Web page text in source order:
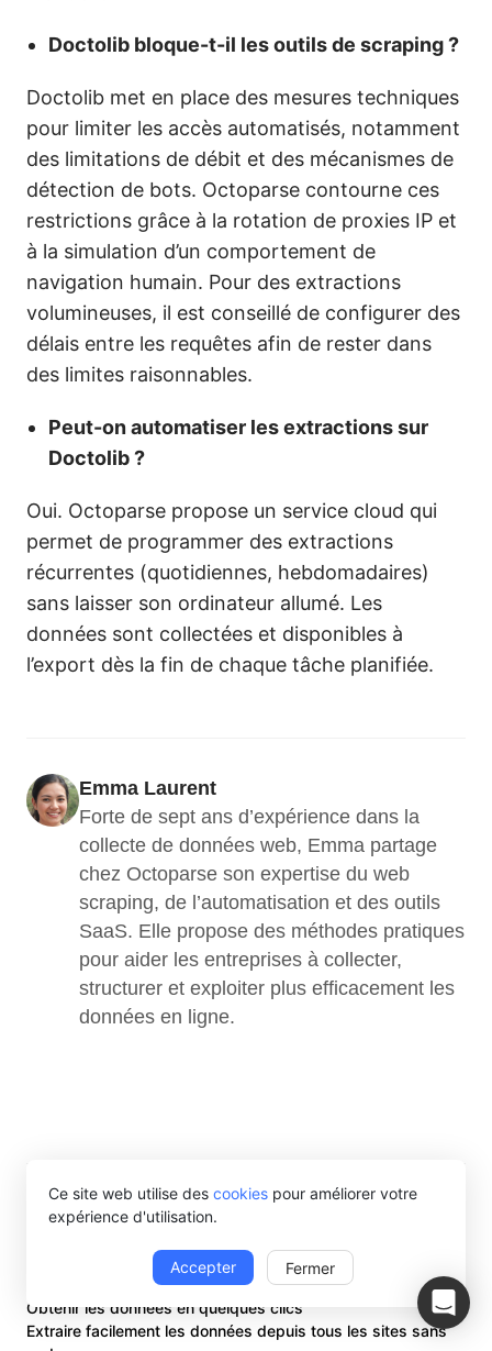
Ce site web utilise des cookies pour améliorer votre
expérience d'utilisation.
Accepter Fermer
Doctolib bloque-t-il les outils de scraping ?
Doctolib met en place des mesures techniques
pour limiter les accès automatisés, notamment
des limitations de débit et des mécanismes de
détection de bots. Octoparse contourne ces
restrictions grâce à la rotation de proxies IP et
à la simulation d’un comportement de
navigation humain. Pour des extractions
volumineuses, il est conseillé de configurer des
délais entre les requêtes afin de rester dans
des limites raisonnables.
Peut-on automatiser les extractions sur
Doctolib ?
Oui. Octoparse propose un service cloud qui
permet de programmer des extractions
récurrentes (quotidiennes, hebdomadaires)
sans laisser son ordinateur allumé. Les
données sont collectées et disponibles à
l’export dès la fin de chaque tâche planifiée.
Emma Laurent
Forte de sept ans d’expérience dans la
collecte de données web, Emma partage
chez Octoparse son expertise du web
scraping, de l’automatisation et des outils
SaaS. Elle propose des méthodes pratiques
pour aider les entreprises à collecter,
structurer et exploiter plus efficacement les
données en ligne.
Obtenir les données en quelques clics
Extraire facilement les données depuis tous les sites sans